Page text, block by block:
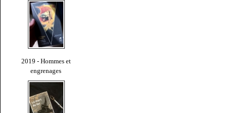
2019 - Hommes et
engrenages